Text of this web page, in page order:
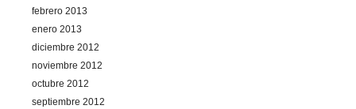
febrero 2013
enero 2013
diciembre 2012
noviembre 2012
octubre 2012
septiembre 2012